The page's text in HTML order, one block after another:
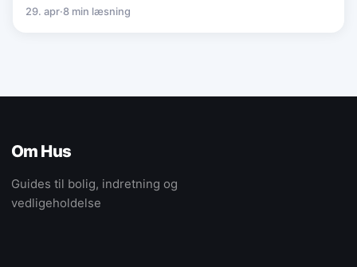
29. apr·8 min læsning
Om Hus
Guides til bolig, indretning og
vedligeholdelse